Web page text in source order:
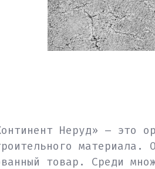
Неруд» – это
материала.
товар. Среди